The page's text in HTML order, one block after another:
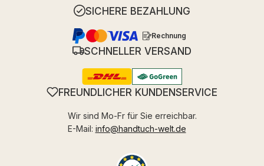
SICHERE BEZAHLUNG
Rechnung
SCHNELLER VERSAND
FREUNDLICHER KUNDENSERVICE
Wir sind Mo-Fr für Sie erreichbar.
E-Mail: info@handtuch-welt.de